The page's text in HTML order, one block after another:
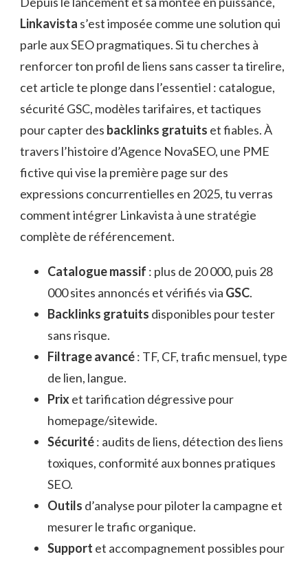
Linkavista s’est imposée comme une solution qui
parle aux SEO pragmatiques. Si tu cherches à
renforcer ton profil de liens sans casser ta tirelire,
cet article te plonge dans l’essentiel : catalogue,
sécurité GSC, modèles tarifaires, et tactiques
pour capter des backlinks gratuits et fiables. À
travers l’histoire d’Agence NovaSEO, une PME
fictive qui vise la première page sur des
expressions concurrentielles en 2025, tu verras
comment intégrer Linkavista à une stratégie
complète de référencement.
Catalogue massif : plus de 20 000, puis 28
000 sites annoncés et vérifiés via GSC.
Backlinks gratuits disponibles pour tester
sans risque.
Filtrage avancé: TF, CF, trafic mensuel, type
de lien, langue.
Prix et tarification dégressive pour
homepage/sitewide.
Sécurité: audits de liens, détection des liens
toxiques, conformité aux bonnes pratiques
SEO.
Outils d’analyse pour piloter la campagne et
mesurer le trafic organique.
Support et accompagnement possibles pour